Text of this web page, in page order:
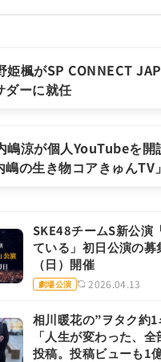
姫楓がSP CONNECT
ダーに就任
嶋涼が個人YouTubeを開
の生き物コアきゅんTV」
SKE48チームS新公演
ている」初日公演の
（日）開催
劇場公演 2026.04.13
相川暖花の”ヲタク約
「人生が変わった、
投稿。投稿ビューも1